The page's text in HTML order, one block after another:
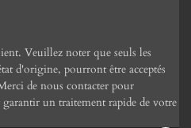
Veuillez noter que seuls les
d'origine, pourront être acceptés
de nous contacter pour
un traitement rapide de votre